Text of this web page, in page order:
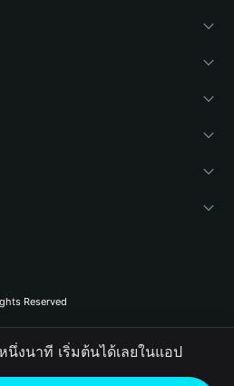
Reserved
นึ่งนาที เริ่มต้นได้เลยในแอป